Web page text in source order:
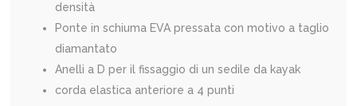
densità
Ponte in schiuma EVA pressata con motivo a taglio
diamantato
Anelli a D per il fissaggio di un sedile da kayak
corda elastica anteriore a 4 punti